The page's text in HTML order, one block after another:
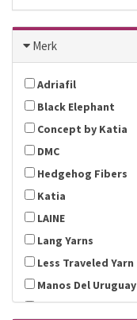
Merk
Adriafil
Black Elephant
Concept by Katia
DMC
Hedgehog Fibers
Katia
LAINE
Lang Yarns
Less Traveled Yarn
Manos Del Uruguay
MDLN